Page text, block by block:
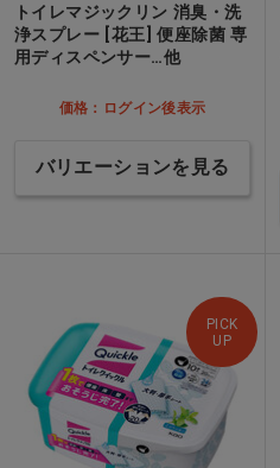
トイレマジックリン 消臭・洗
浄スプレー [花王] 便座除菌 専
用ディスペンサー…他
価格：ログイン後表示
バリエーションを見る
PICK
UP